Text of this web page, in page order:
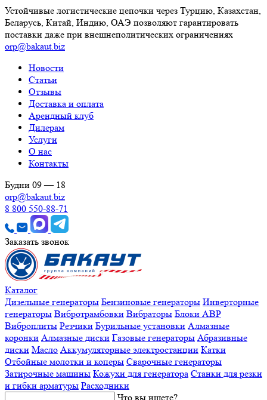
Устойчивые логистические цепочки через Турцию, Казахстан,
Беларусь, Китай, Индию, ОАЭ позволяют гарантировать
поставки даже при внешнеполитических ограничениях
orp@bakaut.biz
Новости
Статьи
Отзывы
Доставка и оплата
Арендный клуб
Дилерам
Услуги
О нас
Контакты
Будни 09 — 18
orp@bakaut.biz
8 800 550-88-71
Заказать звонок
Каталог
Дизельные генераторы Бензиновые генераторы Инверторные
генераторы Вибротрамбовки Вибраторы Блоки АВР
Виброплиты Резчики Бурильные установки Алмазные
коронки Алмазные диски Газовые генераторы Абразивные
диски Масло Аккумуляторные электростанции Катки
Отбойные молотки и коперы Сварочные генераторы
Затирочные машины Кожухи для генератора Станки для резки
и гибки арматуры Расходники
Что вы ищете?